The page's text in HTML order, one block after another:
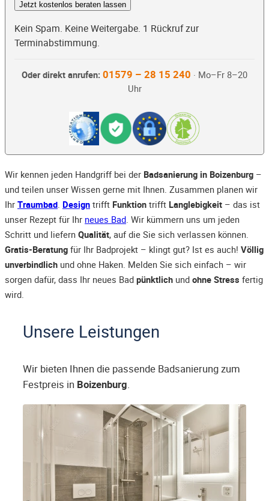
Jetzt kostenlos beraten lassen
Kein Spam. Keine Weitergabe. 1 Rückruf zur
Terminabstimmung.
Oder direkt anrufen: 01579 – 28 15 240 · Mo–Fr 8–20
Uhr
Wir kennen jeden Handgriff bei der Badsanierung in Boizenburg –
und teilen unser Wissen gerne mit Ihnen. Zusammen planen wir
Ihr Traumbad. Design trifft Funktion trifft Langlebigkeit – das ist
unser Rezept für Ihr neues Bad. Wir kümmern uns um jeden
Schritt und liefern Qualität, auf die Sie sich verlassen können.
Gratis-Beratung für Ihr Badprojekt – klingt gut? Ist es auch! Völlig
unverbindlich und ohne Haken. Melden Sie sich einfach – wir
sorgen dafür, dass Ihr neues Bad pünktlich und ohne Stress fertig
wird.
Unsere Leistungen
Wir bieten Ihnen die passende Badsanierung zum
Festpreis in Boizenburg.